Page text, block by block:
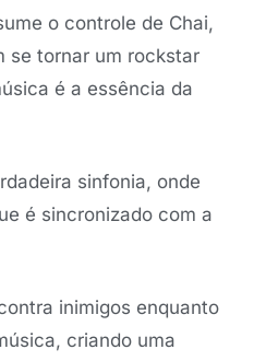
o controle de Chai,
se tornar um rockstar
é a essência da
sinfonia, onde
é sincronizado com a
inimigos enquanto
criando uma